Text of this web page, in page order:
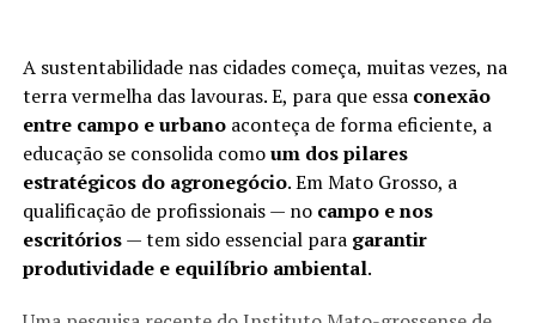
A sustentabilidade nas cidades começa, muitas vezes, na
terra vermelha das lavouras. E, para que essa conexão
entre campo e urbanoaconteça de forma eficiente, a
educação se consolida comoum dos pilares
estratégicos do agronegócio. Em Mato Grosso, a
qualificação de profissionais — no campo e nos
escritórios— tem sido essencial para garantir
produtividade e equilíbrio ambiental.